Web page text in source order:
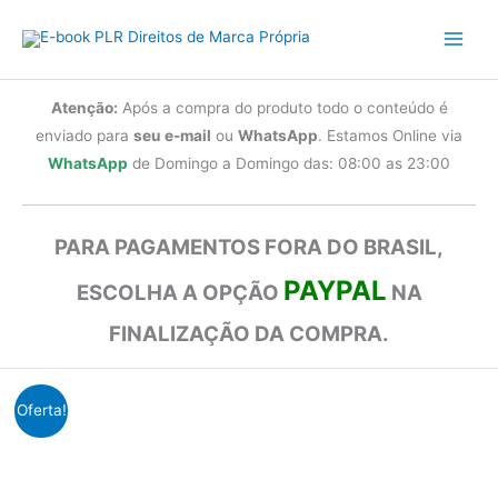
para
Atenção: Após a compra do produto todo o conteúdo é
enviado para seu e-mail ou WhatsApp. Estamos Online via
WhatsApp de Domingo a Domingo das: 08:00 as 23:00
PARA PAGAMENTOS FORA DO BRASIL,
ESCOLHA A OPÇÃO PAYPAL NA
FINALIZAÇÃO DA COMPRA.
Oferta!